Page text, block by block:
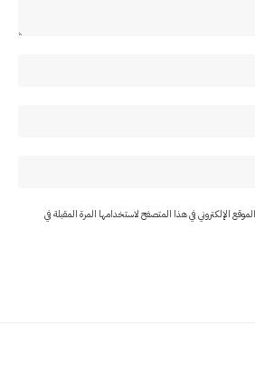
الإلكتروني في هذا المتصفح لاستخدامها المرة المقبلة في